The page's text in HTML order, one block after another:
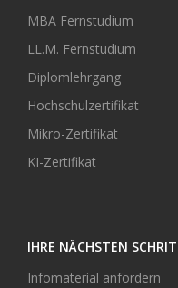
MBA Fernstudium
LL.M. Fernstudium
Diplomlehrgang
Hochschulzertifikat
Mikro-Zertifikat
KI-Zertifikat
IHRE NÄCHSTEN
Infomaterial anfordern